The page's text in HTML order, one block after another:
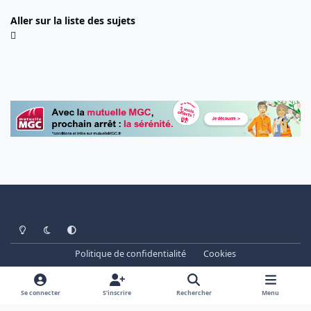
Aller sur la liste des sujets
Light ModeDark ModeSystem Preference
Politique de confidentialité
Cookies
www.cheminots.net - Forum Libre depuis 2003
Powered by
Invision Community
Se connecter S’inscrire Rechercher Menu